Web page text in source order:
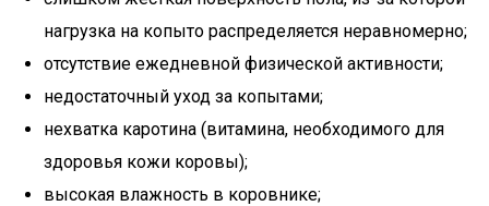
нагрузка на копыто распределяется неравномерно;
отсутствие ежедневной физической активности;
недостаточный уход за копытами;
нехватка каротина (витамина, необходимого для
здоровья кожи коровы);
высокая влажность в коровнике;